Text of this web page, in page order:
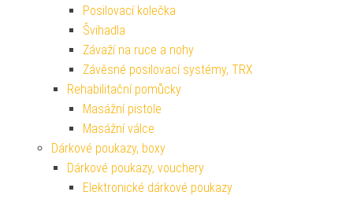
Posilovací kolečka
Švihadla
Závaží na ruce a nohy
Závěsné posilovací systémy, TRX
Rehabilitační pomůcky
Masážní pistole
Masážní válce
Dárkové poukazy, boxy
Dárkové poukazy, vouchery
Elektronické dárkové poukazy